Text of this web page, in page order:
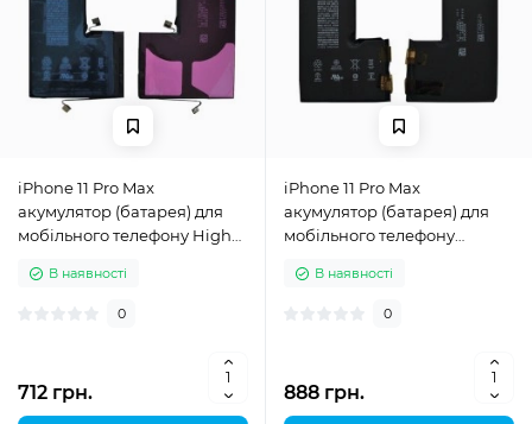
iPhone 11 Pro Max
акумулятор (батарея) для
мобільного телефону High
В наявності
0
712 грн.
iPhone 11 Pro Max
акумулятор (батарея) для
мобільного телефону
В наявності
0
888 грн.